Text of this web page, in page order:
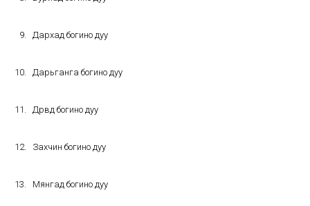
Дархад богино дуу
Дарьганга богино дуу
Дөрвөд богино дуу
Захчин богино дуу
Мянгад богино дуу